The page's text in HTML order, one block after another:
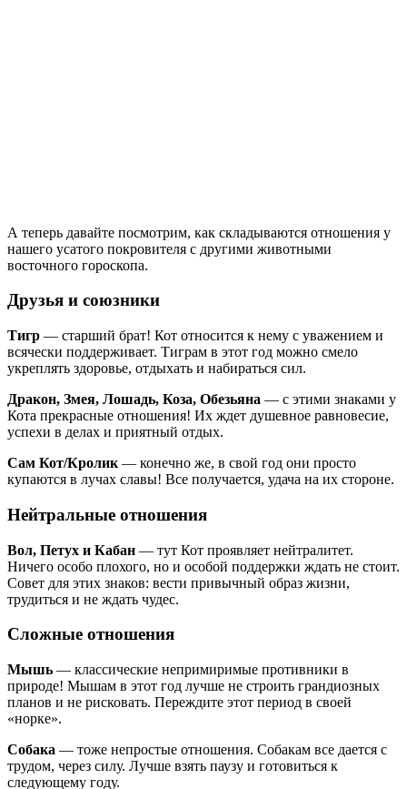
А теперь давайте посмотрим, как складываются отношения у
нашего усатого покровителя с другими животными
восточного гороскопа.
Друзья и союзники
Тигр — старший брат! Кот относится к нему с уважением и
всячески поддерживает. Тиграм в этот год можно смело
укреплять здоровье, отдыхать и набираться сил.
Дракон, Змея, Лошадь, Коза, Обезьяна — с этими знаками у
Кота прекрасные отношения! Их ждет душевное равновесие,
успехи в делах и приятный отдых.
Сам Кот/Кролик — конечно же, в свой год они просто
купаются в лучах славы! Все получается, удача на их стороне.
Нейтральные отношения
Вол, Петух и Кабан — тут Кот проявляет нейтралитет.
Ничего особо плохого, но и особой поддержки ждать не стоит.
Совет для этих знаков: вести привычный образ жизни,
трудиться и не ждать чудес.
Сложные отношения
Мышь — классические непримиримые противники в
природе! Мышам в этот год лучше не строить грандиозных
планов и не рисковать. Переждите этот период в своей
«норке».
Собака — тоже непростые отношения. Собакам все дается с
трудом, через силу. Лучше взять паузу и готовиться к
следующему году.